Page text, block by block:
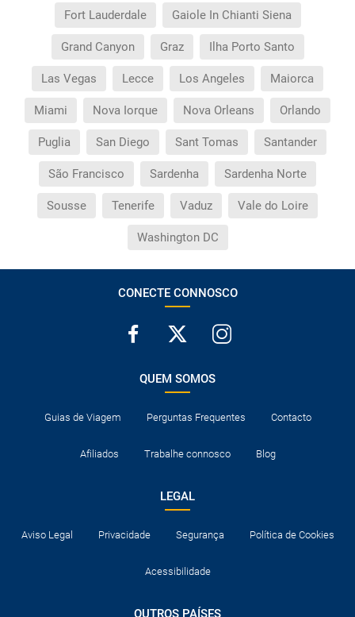
Fort Lauderdale Gaiole In Chianti Siena
Grand Canyon Graz Ilha Porto Santo
Las Vegas Lecce Los Angeles Maiorca
Miami Nova Iorque Nova Orleans Orlando
Puglia San Diego Sant Tomas Santander
São Francisco Sardenha Sardenha Norte
Sousse Tenerife Vaduz Vale do Loire
Washington DC
CONECTE CONNOSCO
QUEM SOMOS
Guias de Viagem Perguntas Frequentes Contacto
Afiliados Trabalhe connosco Blog
LEGAL
Aviso Legal Privacidade Segurança Política de Cookies
Acessibilidade
OUTROS PAÍSES